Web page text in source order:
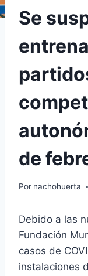
Se
de
Por nachohuerta
Debido a las
Fundación
casos de
instalaciones